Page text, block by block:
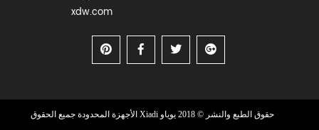
xdw.com
حقوق الطبع والنشر © 2018 يوياو Xiadi الأجهزة المحدودة جميع الحقوق